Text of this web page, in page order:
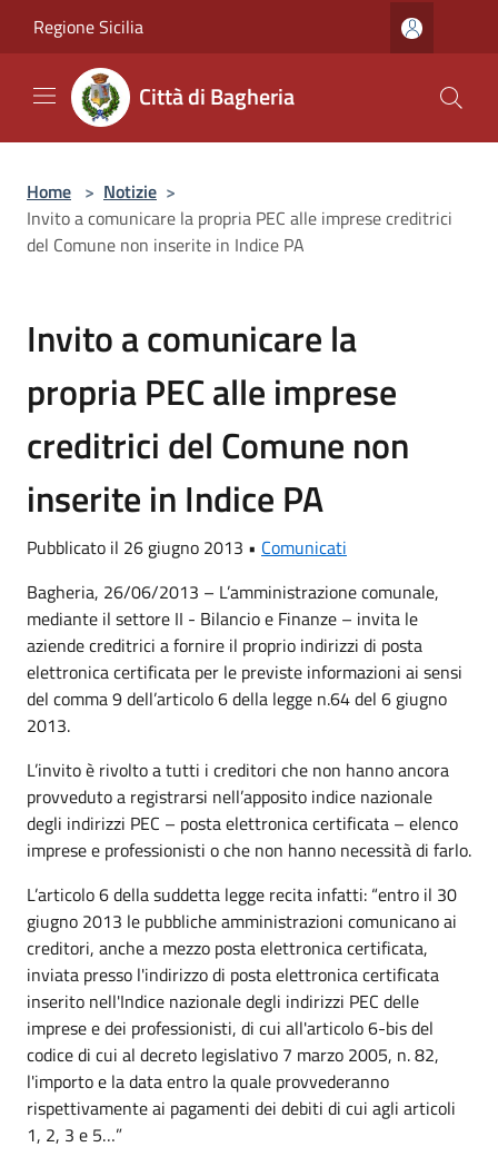
Regione Sicilia
Città di Bagheria
Home > Notizie >
Invito a comunicare la propria PEC alle imprese creditrici
del Comune non inserite in Indice PA
Invito a comunicare la
propria PEC alle imprese
creditrici del Comune non
inserite in Indice PA
Pubblicato il 26 giugno 2013 • Comunicati
Bagheria, 26/06/2013 – L’amministrazione comunale,
mediante il settore II - Bilancio e Finanze – invita le
aziende creditrici a fornire il proprio indirizzi di posta
elettronica certificata per le previste informazioni ai sensi
del comma 9 dell’articolo 6 della legge n.64 del 6 giugno
2013.
L’invito è rivolto a tutti i creditori che non hanno ancora
provveduto a registrarsi nell’apposito indice nazionale
degli indirizzi PEC – posta elettronica certificata – elenco
imprese e professionisti o che non hanno necessità di farlo.
L’articolo 6 della suddetta legge recita infatti: “entro il 30
giugno 2013 le pubbliche amministrazioni comunicano ai
creditori, anche a mezzo posta elettronica certificata,
inviata presso l'indirizzo di posta elettronica certificata
inserito nell'Indice nazionale degli indirizzi PEC delle
imprese e dei professionisti, di cui all'articolo 6-bis del
codice di cui al decreto legislativo 7 marzo 2005, n. 82,
l'importo e la data entro la quale provvederanno
rispettivamente ai pagamenti dei debiti di cui agli articoli
1, 2, 3 e 5…”